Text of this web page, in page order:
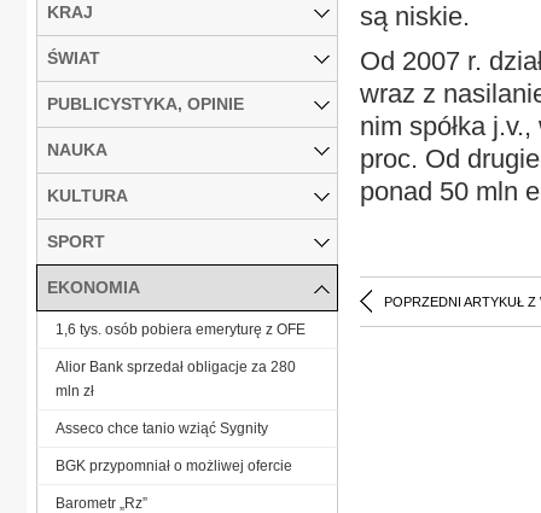
są niskie.
Od 2007 r.
wraz z
nim spółka
proc. Od
ponad 50 mln
POPRZEDNI ARTYKUŁ Z
KRAJ
ŚWIAT
PUBLICYSTYKA, OPINIE
NAUKA
KULTURA
SPORT
EKONOMIA
1,6 tys. osób po­bie­ra eme­ry­tu­rę z OFE
Alior Bank sprzedał obligacje za 280
mln zł
Asseco chce tanio wziąć Sygnity
BGK przypomniał o możliwej ofercie
Barometr „Rz”